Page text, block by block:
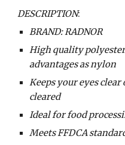
DESCRIPTION:
BRAND: RADNOR
High quality
advantages as nylon
Keeps your eyes
cleared
Ideal for food
Meets FFDCA